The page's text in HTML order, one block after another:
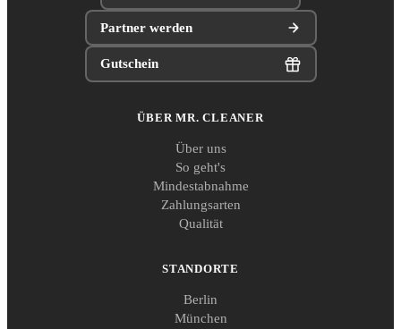
Partner werden
Gutschein
ÜBER MR. CLEANER
Über uns
So geht's
Mindestabnahme
Zahlungsarten
Qualität
STANDORTE
Berlin
München